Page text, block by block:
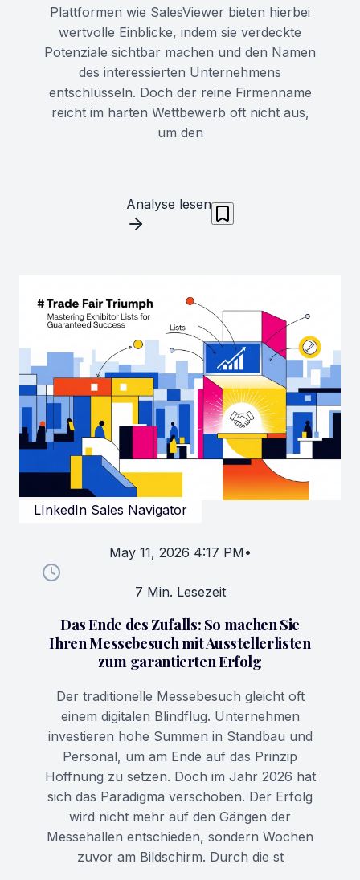
Plattformen wie SalesViewer bieten hierbei
wertvolle Einblicke, indem sie verdeckte
Potenziale sichtbar machen und den Namen
des interessierten Unternehmens
entschlüsseln. Doch der reine Firmenname
reicht im harten Wettbewerb oft nicht aus,
um den
Analyse lesen
LInkedIn Sales Navigator
May 11, 2026 4:17 PM•
7 Min. Lesezeit
Das Ende des Zufalls: So machen Sie
Ihren Messebesuch mit Ausstellerlisten
zum garantierten Erfolg
Der traditionelle Messebesuch gleicht oft
einem digitalen Blindflug. Unternehmen
investieren hohe Summen in Standbau und
Personal, um am Ende auf das Prinzip
Hoffnung zu setzen. Doch im Jahr 2026 hat
sich das Paradigma verschoben. Der Erfolg
wird nicht mehr auf den Gängen der
Messehallen entschieden, sondern Wochen
zuvor am Bildschirm. Durch die st